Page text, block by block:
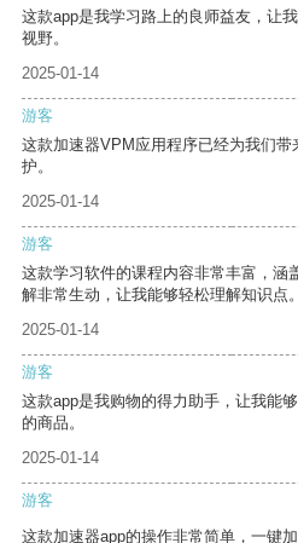
这款app是我学习路上的良师益友，让
视野。
2025-01-14
游客
这款加速器VPM应用程序已经为我们
护。
2025-01-14
游客
这款学习软件的课程内容非常丰富，涵
解非常生动，让我能够轻松理解知识点。
2025-01-14
游客
这款app是我购物的得力助手，让我能
的商品。
2025-01-14
游客
这款加速器app的操作非常简单，一键